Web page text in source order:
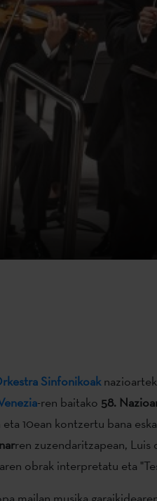
Sinfonikoak
-ren baitako 58.
10ean kontzertu bana
ren zuzendaritzapean, Luis
obrak interpretatu eta
mailan musika